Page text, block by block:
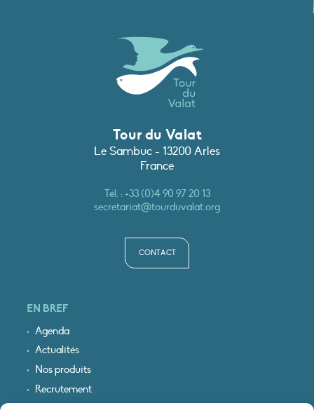
Tour du Valat
Le Sambuc - 13200 Arles
France
Tél. :+33 (0)4 90 97 20 13
secretariat@tourduvalat.org
CONTACT
EN BREF
Agenda
Actualités
Nos produits
Recrutement